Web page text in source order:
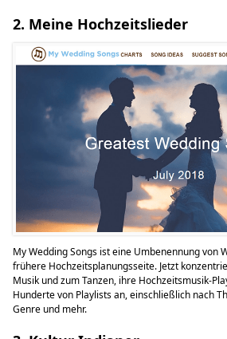
2. Meine Hochzeitslieder
My Wedding Songs ist eine Umbenennung von
frühere Hochzeitsplanungsseite. Jetzt
Musik und zum Tanzen, ihre Hochzeitsmusik-
Hunderte von Playlists an, einschließlich nach
Genre und mehr.